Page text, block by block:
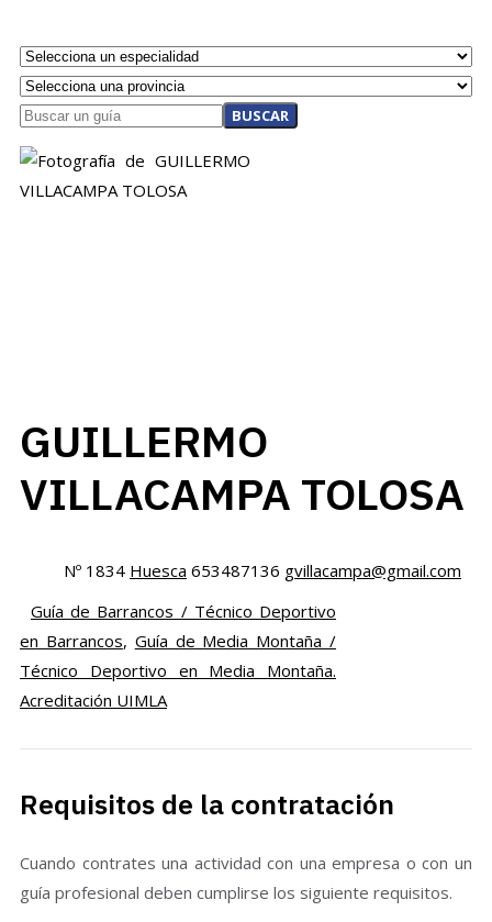
BUSCAR
GUILLERMO
VILLACAMPA TOLOSA
Nº 1834 Huesca 653487136 gvillacampa@gmail.com
Guía de Barrancos / Técnico Deportivo
en Barrancos, Guía de Media Montaña /
Técnico Deportivo en Media Montaña.
Acreditación UIMLA
Requisitos de la contratación
Cuando contrates una actividad con una empresa o con un
guía profesional deben cumplirse los siguiente requisitos.